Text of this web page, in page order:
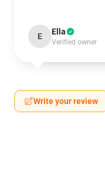
E Ella
Verified owner
Write your review